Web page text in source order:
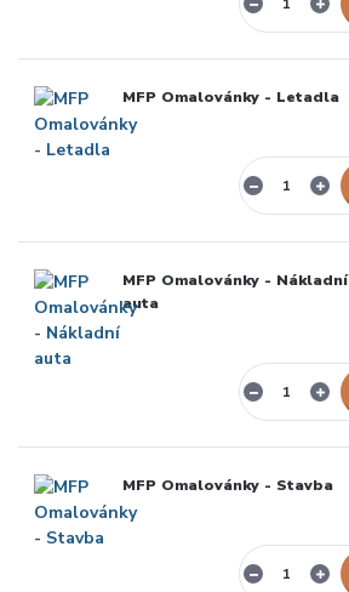
MFP Omalovánky - Letadla
MFP Omalovánky - Nákladní
auta
MFP Omalovánky - Stavba